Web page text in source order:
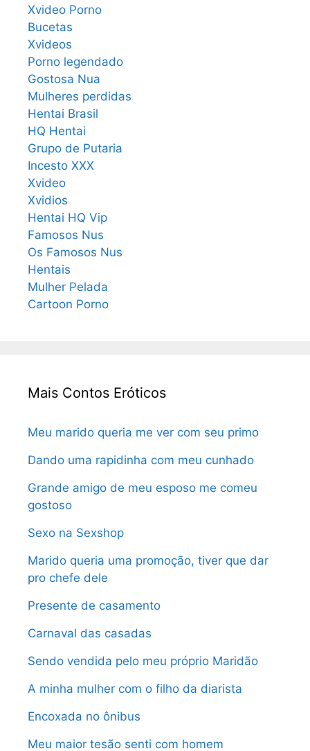
Xvideo Porno
Bucetas
Xvideos
Porno legendado
Gostosa Nua
Mulheres perdidas
Hentai Brasil
HQ Hentai
Grupo de Putaria
Incesto XXX
Xvideo
Xvidios
Hentai HQ Vip
Famosos Nus
Os Famosos Nus
Hentais
Mulher Pelada
Cartoon Porno
Mais Contos Eróticos
Meu marido queria me ver com seu primo
Dando uma rapidinha com meu cunhado
Grande amigo de meu esposo me comeu
gostoso
Sexo na Sexshop
Marido queria uma promoção, tiver que dar
pro chefe dele
Presente de casamento
Carnaval das casadas
Sendo vendida pelo meu próprio Maridão
A minha mulher com o filho da diarista
Encoxada no ônibus
Meu maior tesão senti com homem